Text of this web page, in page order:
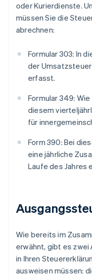
oder Kurierdienste.
müssen Sie die
abrechnen:
Formular 303: In
der
erfasst.
Formular 349:
diesem
für
Form 390: Bei
eine jährliche
Laufe des Jahres
Wie bereits im
erwähnt, gibt es zwei
in Ihren
ausweisen müssen: